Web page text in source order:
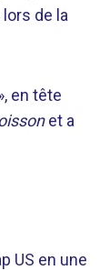
de la
en tête
et a
US en une